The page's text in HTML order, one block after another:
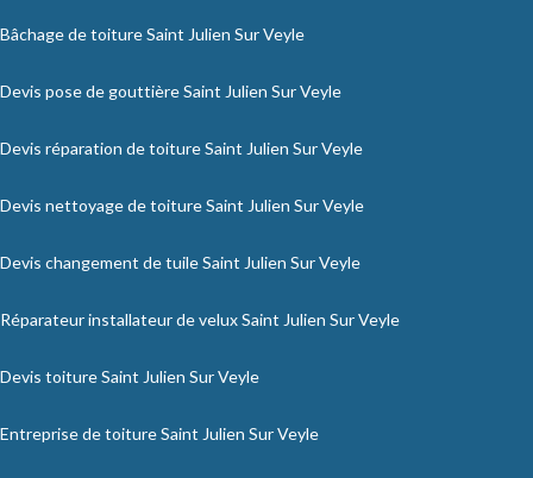
Bâchage de toiture Saint Julien Sur Veyle
Devis pose de gouttière Saint Julien Sur Veyle
Devis réparation de toiture Saint Julien Sur Veyle
Devis nettoyage de toiture Saint Julien Sur Veyle
Devis changement de tuile Saint Julien Sur Veyle
Réparateur installateur de velux Saint Julien Sur Veyle
Devis toiture Saint Julien Sur Veyle
Entreprise de toiture Saint Julien Sur Veyle